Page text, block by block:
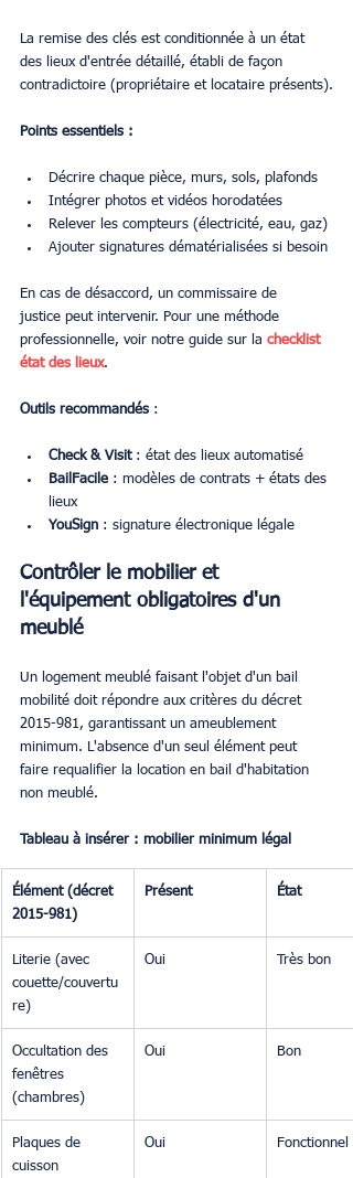
La remise des clés est conditionnée à un état
des lieux d'entrée détaillé, établi de façon
contradictoire (propriétaire et locataire présents).
Points essentiels :
Décrire chaque pièce, murs, sols, plafonds
Intégrer photos et vidéos horodatées
Relever les compteurs (électricité, eau, gaz)
Ajouter signatures dématérialisées si besoin
En cas de désaccord, un commissaire de
justice peut intervenir. Pour une méthode
professionnelle, voir notre guide sur la checklist
état des lieux.
Outils recommandés :
Check & Visit : état des lieux automatisé
BailFacile : modèles de contrats + états des
lieux
YouSign : signature électronique légale
Contrôler le mobilier et
l'équipement obligatoires d'un
meublé
Un logement meublé faisant l'objet d'un bail
mobilité doit répondre aux critères du décret
2015-981, garantissant un ameublement
minimum. L'absence d'un seul élément peut
faire requalifier la location en bail d'habitation
non meublé.
Tableau à insérer : mobilier minimum légal
Élément (décret
2015-981)
Présent État
Literie (avec
couette/couvertu
re)
Oui Très bon
Occultation des
fenêtres
(chambres)
Oui Bon
Plaques de
cuisson
Oui Fonctionnel